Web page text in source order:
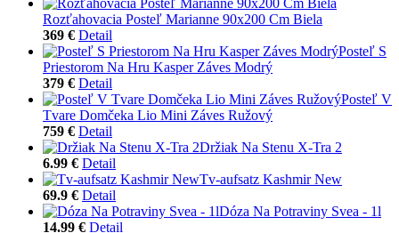
Rozťahovacia Posteľ Marianne 90x200 Cm Biela
369 € Detail
Posteľ S
Priestorom Na Hru Kasper Záves Modrý
379 € Detail
Posteľ V
Tvare Domčeka Lio Mini Záves Ružový
759 € Detail
Držiak Na Stenu X-Tra 2
6.99 € Detail
Tv-aufsatz Kashmir New
69.9 € Detail
Dóza Na Potraviny Svea - 1l
14.99 € Detail